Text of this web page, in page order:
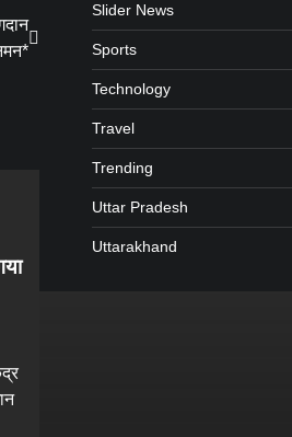
Slider News
Sports
Technology
Travel
Trending
Uttar Pradesh
Uttarakhand